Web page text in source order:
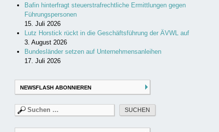
Bafin hinterfragt steuerstrafrechtliche Ermittlungen gegen
Führungspersonen
15. Juli 2026
Lutz Horstick rückt in die Geschäftsführung der ÄVWL auf
3. August 2026
Bundesländer setzen auf Unternehmensanleihen
17. Juli 2026
NEWSFLASH ABONNIEREN
Suchen
nach: